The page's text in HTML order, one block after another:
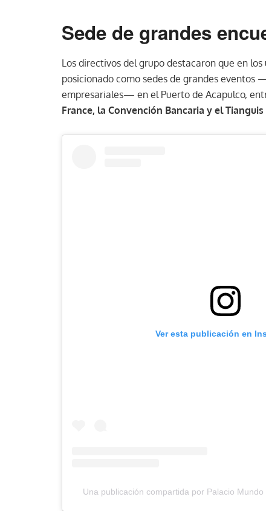
Sede de grandes
Los directivos del grupo destacaron que en
posicionado como sedes de grandes
empresariales— en el Puerto de Acapulco,
France, la Convención Bancaria y el
Ver esta publicación en
Una publicación compartida por Palacio